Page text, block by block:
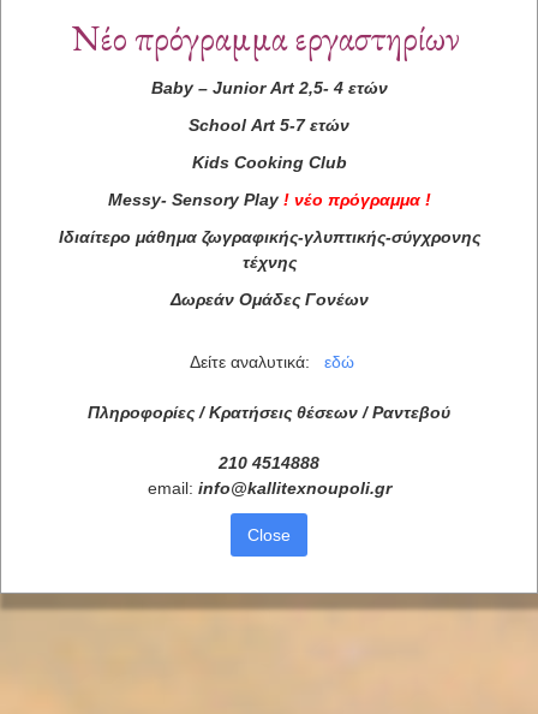
Νέο πρόγραμμα εργαστηρίων
Baby– Junior Art2,5- 4 ετών
School Art 5-7 ετών
Kids Cooking Club
Messy- Sensory Play ! νέο πρόγραμμα !
Ιδιαίτερο μάθημα ζωγραφικής-γλυπτικής-σύγχρονης
τέχνης
Δωρεάν Ομάδες Γονέων
Δείτε αναλυτικά: εδώ
Πληροφορίες / Κρατήσεις θέσεων / Ραντεβού
210 4514888
email: info@kallitexnoupoli.gr
Close